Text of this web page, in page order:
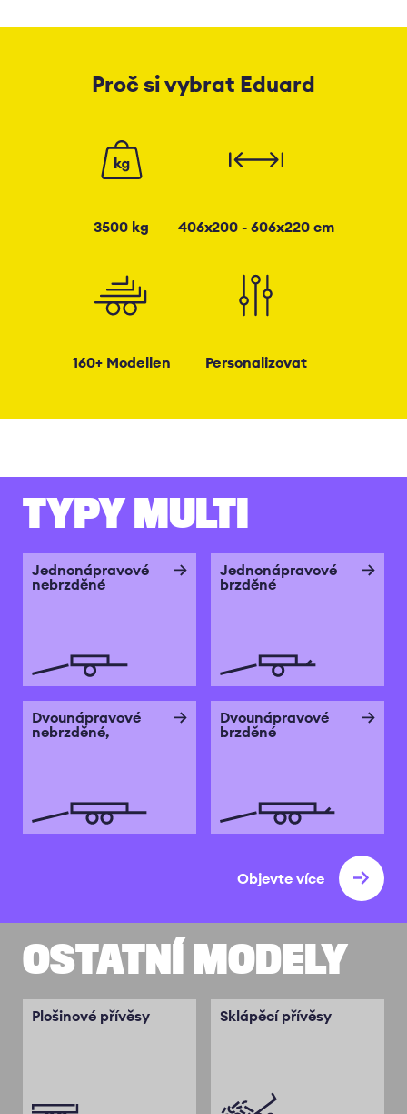
Proč si vybrat Eduard
3500 kg 406x200 - 606x220 cm
160+ Modellen Personalizovat
TYPY MULTI
Jednonápravové
nebrzděné
Jednonápravové
brzděné
Dvounápravové
nebrzděné,
Dvounápravové
brzděné
Objevte více
OSTATNÍ MODELY
Plošinové přívěsy Sklápěcí přívěsy